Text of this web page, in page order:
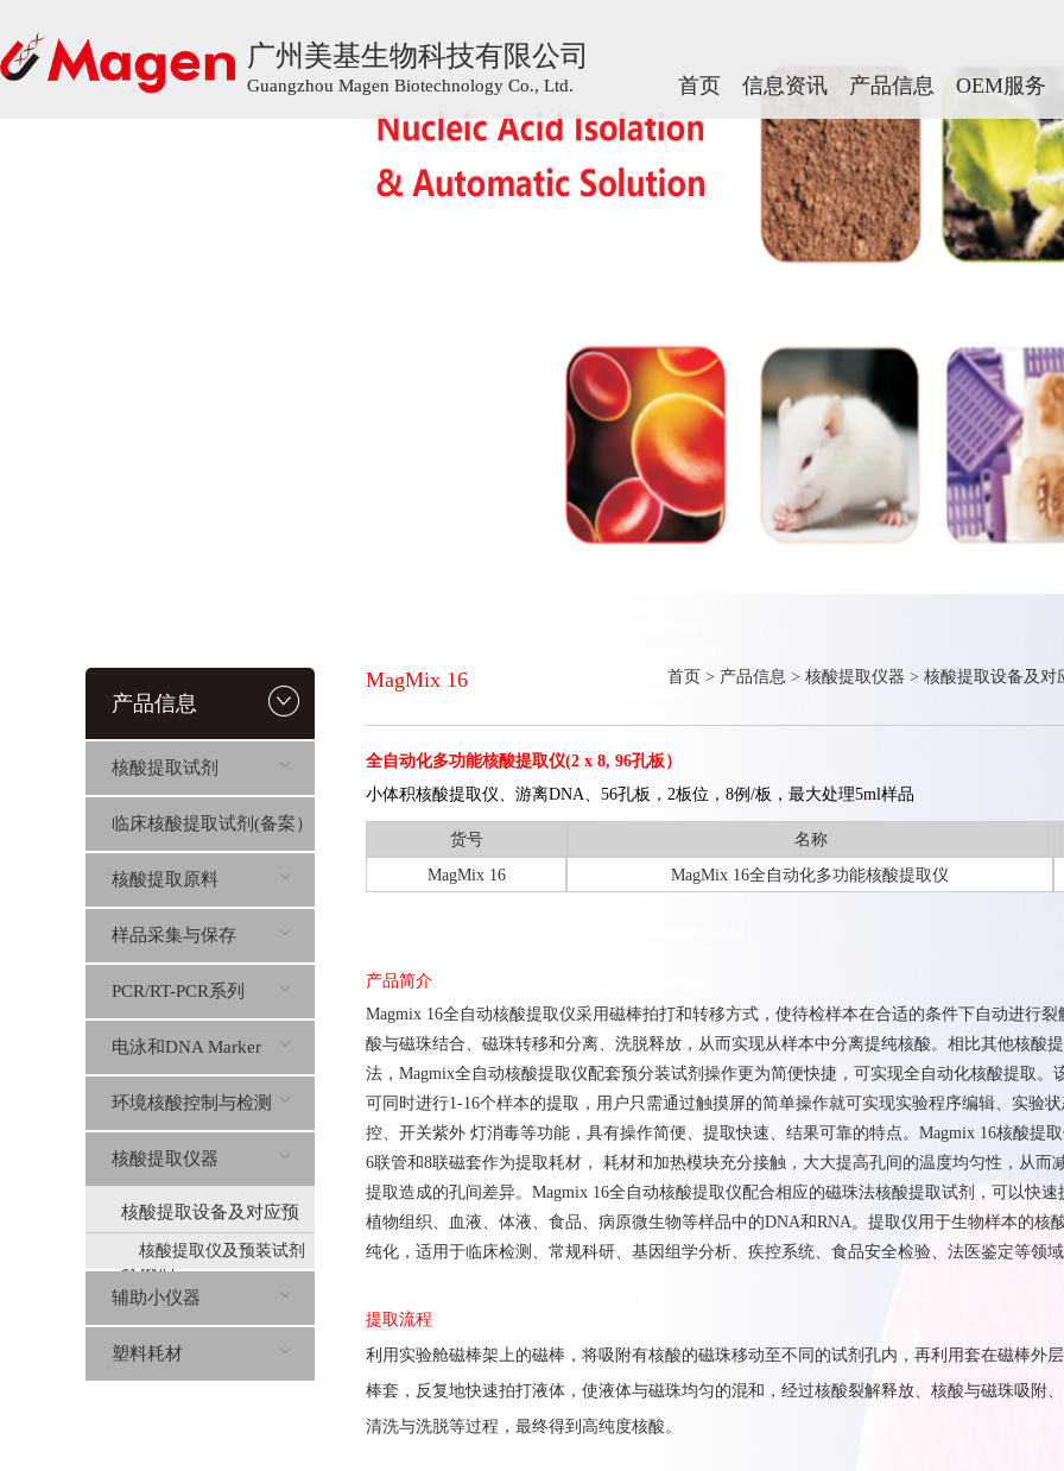
广州美基生物科技有限公司
Guangzhou Magen Biotechnology Co., Ltd. 首页 信息资讯 产品信息 OEM服务
广州美基生物科技有限公司
Guangzhou Magen Biotechnology Co., Ltd. 首页 信息资讯 产品信息 OEM服务
产品信息
核酸提取试剂
临床核酸提取试剂(备案）
核酸提取原料
样品采集与保存
PCR/RT-PCR系列
电泳和DNA Marker
环境核酸控制与检测
核酸提取仪器
核酸提取设备及对应预
装试剂
核酸提取仪及预装试剂
分类
辅助小仪器
塑料耗材
MagMix 16 首页 > 产品信息 > 核酸提取仪器 > 核酸提取设备及对
全自动化多功能核酸提取仪(2 x 8, 96孔板）
小体积核酸提取仪、游离DNA、56孔板，2板位，8例/板，最大处理5ml样品
货号
名称
MagMix 16
MagMix 16全自动化多功能核酸提取仪
产品简介
Magmix 16全自动核酸提取仪采用磁棒拍打和转移方式，使待检样本在合适的条件下自动进行裂
酸与磁珠结合、磁珠转移和分离、洗脱释放，从而实现从样本中分离提纯核酸。相比其他核酸
法，Magmix全自动核酸提取仪配套预分装试剂操作更为简便快捷，可实现全自动化核酸提取。
可同时进行1-16个样本的提取，用户只需通过触摸屏的简单操作就可实现实验程序编辑、实验
控、开关紫外 灯消毒等功能，具有操作简便、提取快速、结果可靠的特点。Magmix 16核酸提
6联管和8联磁套作为提取耗材， 耗材和加热模块充分接触，大大提高孔间的温度均匀性，从而
提取造成的孔间差异。Magmix 16全自动核酸提取仪配合相应的磁珠法核酸提取试剂，可以快速
植物组织、血液、体液、食品、病原微生物等样品中的DNA和RNA。提取仪用于生物样本的核
纯化，适用于临床检测、常规科研、基因组学分析、疾控系统、食品安全检验、法医鉴定等领
提取流程
利用实验舱磁棒架上的磁棒，将吸附有核酸的磁珠移动至不同的试剂孔内，再利用套在磁棒外
棒套，反复地快速拍打液体，使液体与磁珠均匀的混和，经过核酸裂解释放、核酸与磁珠吸附
清洗与洗脱等过程，最终得到高纯度核酸。